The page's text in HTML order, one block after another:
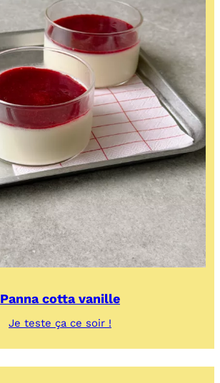
Panna cotta vanille
Je teste ça ce soir !
cotta